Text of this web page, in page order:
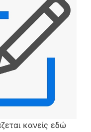
κανείς εδώ